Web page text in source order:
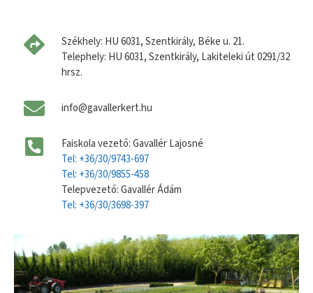
Székhely: HU 6031, Szentkirály, Béke u. 21.
Telephely: HU 6031, Szentkirály, Lakiteleki út 0291/32
hrsz.
info@gavallerkert.hu
Faiskola vezető: Gavallér Lajosné
Tel: +36/30/9743-697
Tel: +36/30/9855-458
Telepvezető: Gavallér Ádám
Tel: +36/30/3698-397